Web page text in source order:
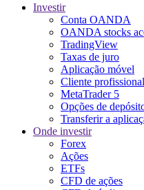
Investir
Conta OANDA
OANDA stocks
TradingView
Taxas de juro
Aplicação móvel
Cliente profissional
MetaTrader 5
Opções de
Transferir a
Onde investir
Forex
Ações
ETFs
CFD de ações